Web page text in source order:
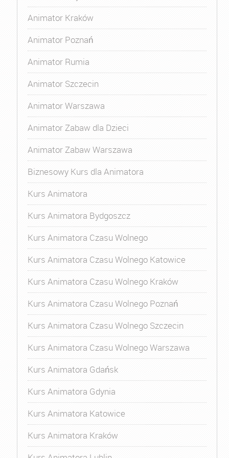
Animator Kraków
Animator Poznań
Animator Rumia
Animator Szczecin
Animator Warszawa
Animator Zabaw dla Dzieci
Animator Zabaw Warszawa
Biznesowy Kurs dla Animatora
Kurs Animatora
Kurs Animatora Bydgoszcz
Kurs Animatora Czasu Wolnego
Kurs Animatora Czasu Wolnego Katowice
Kurs Animatora Czasu Wolnego Kraków
Kurs Animatora Czasu Wolnego Poznań
Kurs Animatora Czasu Wolnego Szczecin
Kurs Animatora Czasu Wolnego Warszawa
Kurs Animatora Gdańsk
Kurs Animatora Gdynia
Kurs Animatora Katowice
Kurs Animatora Kraków